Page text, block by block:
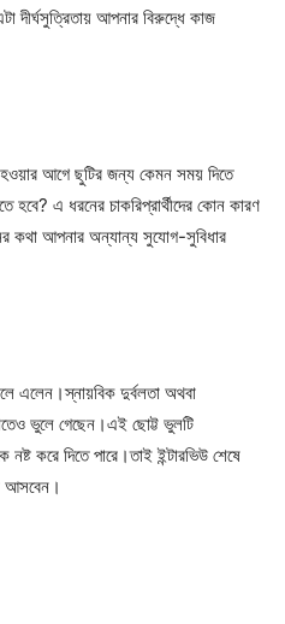
দীর্ঘসুত্রিতায় আপনার বিরুদ্ধে কাজ
আগে ছুটির জন্য কেমন সময় দিতে
এ ধরনের চাকরিপ্রার্থীদের কোন কারণ
কথা আপনার অন্যান্য সুযোগ-সুবিধার
এলেন।স্নায়বিক দুর্বলতা অথবা
ভুলে গেছেন।এই ছোট্ট ভুলটি
করে দিতে পারে।তাই ইন্টারভিউ শেষে
আসবেন।